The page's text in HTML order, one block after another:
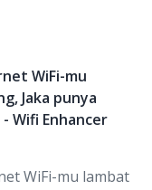
WiFi-mu
Jaka punya
Wifi Enhancer
WiFi-mu lambat